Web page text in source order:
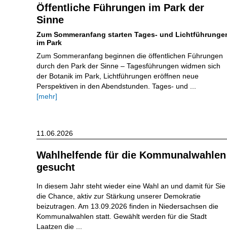
Öffentliche Führungen im Park der
Sinne
Zum Sommeranfang starten Tages- und
im Park
Zum Sommeranfang beginnen die öffentlichen Führungen
durch den Park der Sinne – Tagesführungen widmen sich
der Botanik im Park, Lichtführungen eröffnen neue
Perspektiven in den Abendstunden. Tages- und ...
[mehr]
Wahlhelfende für die Kommunalwahlen
gesucht
In diesem Jahr steht wieder eine Wahl an und damit für Sie
die Chance, aktiv zur Stärkung unserer Demokratie
beizutragen. Am 13.09.2026 finden in Niedersachsen die
Kommunalwahlen statt. Gewählt werden für die Stadt
Laatzen die ...
11.06.2026